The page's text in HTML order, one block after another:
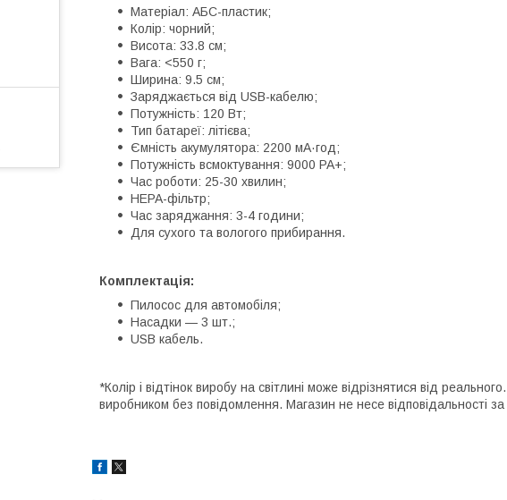
Матеріал: АБС-пластик;
Колір: чорний;
Висота: 33.8 см;
Вага: <550 г;
Ширина: 9.5 см;
Заряджається від USB-кабелю;
Потужність: 120 Вт;
Тип батареї: літієва;
Ємність акумулятора: 2200 мА·год;
Потужність всмоктування: 9000 PA+;
Час роботи: 25-30 хвилин;
НЕРА-фільтр;
Час заряджання: 3-4 години;
Для сухого та вологого прибирання.
Комплектація:
Пилосос для автомобіля;
Насадки — 3 шт.;
USB кабель.
*Колір і відтінок виробу на світлині може відрізнятися від
виробником без повідомлення. Магазин не несе відповідальності